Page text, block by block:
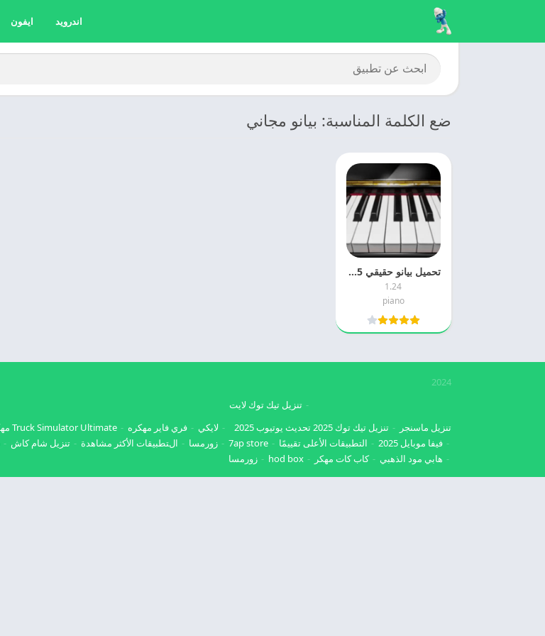
اندرويد ايفون
ضع الكلمة المناسبة: بيانو مجاني
تحميل بيانو حقيقي 2025 Real Piano اخر تحديث مجانا
1.24
piano
2024
تنزيل ماسنجر تنزيل تيك توك 2025
تنزيل تيك توك لايت
تحديث يوتيوب 2025
لايكي فري فاير مهكره Truck Simulator Ultimate مهكره
فيفا موبايل 2025
التطبيقات الأعلى تقييمًا 7ap store زورمسا التطبيقات الأكثر مشاهدة تنزيل شام كاش
هابي مود الذهبي
كاب كات مهكر hod box زورمسا